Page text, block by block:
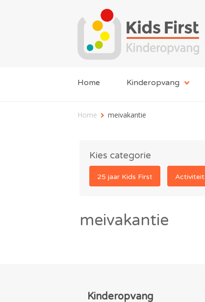
Home Kinderopvang
Home meivakantie
Kies categorie
25 jaar Kids First Activiteit
meivakantie
Kinderopvang